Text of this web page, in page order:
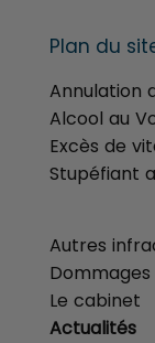
Plan du
Annulation
Alcool au
Excès de
Stupéfiant
Autres
Le cabinet
Actualités